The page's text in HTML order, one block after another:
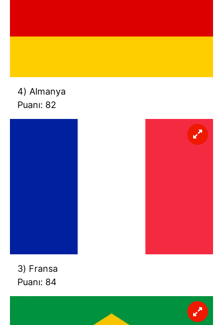
almak için lütfentıklayınız.
4) Almanya
Puanı: 82
3) Fransa
Puanı: 84